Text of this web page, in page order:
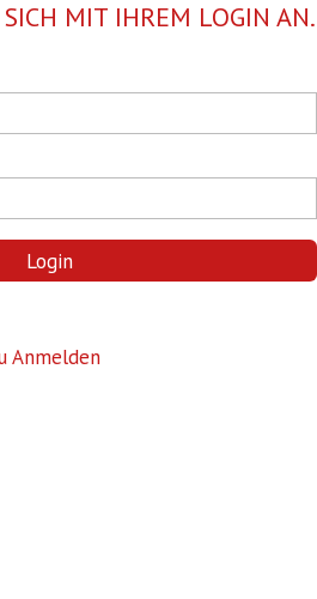
MIT IHREM LOGIN AN.
Login
Anmelden